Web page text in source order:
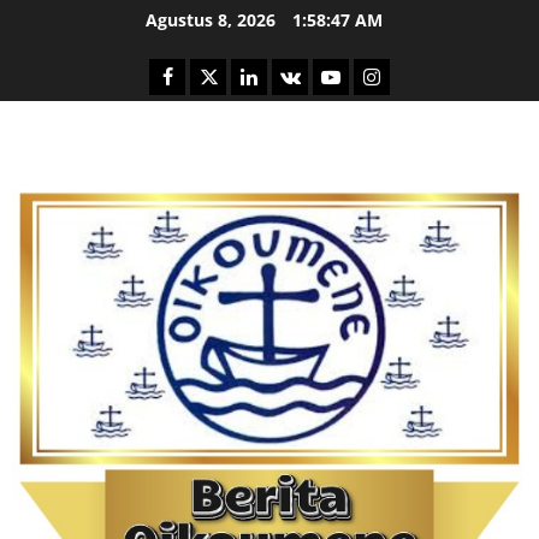
Agustus 8, 2026 1:58:48 AM
Facebook
TwitterLinkedin
VK YoutubeInstagram